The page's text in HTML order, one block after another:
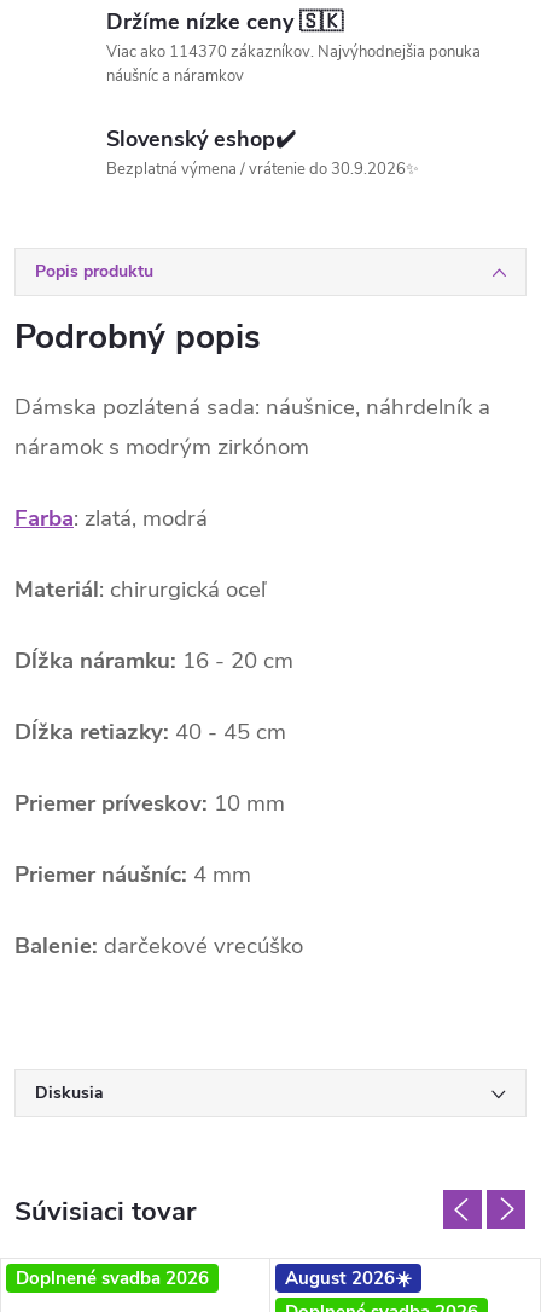
Držíme nízke ceny 🇸🇰
Viac ako 114370 zákazníkov. Najvýhodnejšia ponuka
náušníc a náramkov
Slovenský eshop✔️
Bezplatná výmena / vrátenie do 30.9.2026✨
Popis produktu
Podrobný popis
Dámska pozlátená sada: náušnice, náhrdelník a
náramok s modrým zirkónom
Farba: zlatá, modrá
Materiál: chirurgická oceľ
Dĺžka náramku: 16 - 20 cm
Dĺžka retiazky: 40 - 45 cm
Priemer príveskov: 10 mm
Priemer náušníc: 4 mm
Balenie: darčekové vrecúško
Diskusia
Súvisiaci tovar
Doplnené svadba 2026
August 2026☀️